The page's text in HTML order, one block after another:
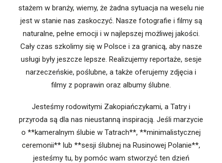
stażem w branży, wiemy, że żadna sytuacja na weselu nie
jest w stanie nas zaskoczyć. Nasze fotografie i filmy są
naturalne, pełne emocji i w najlepszej możliwej jakości.
Cały czas szkolimy się w Polsce i za granicą, aby nasze
usługi były jeszcze lepsze. Realizujemy reportaże, sesje
narzeczeńskie, poślubne, a także oferujemy zdjęcia i
filmy z poprawin oraz albumy ślubne.
Jesteśmy rodowitymi Zakopiańczykami, a Tatry i
przyroda są dla nas nieustanną inspiracją. Jeśli marzycie
o **kameralnym ślubie w Tatrach**, **minimalistycznej
ceremonii** lub **sesji ślubnej na Rusinowej Polanie**,
jesteśmy tu, by pomóc wam stworzyć ten dzień